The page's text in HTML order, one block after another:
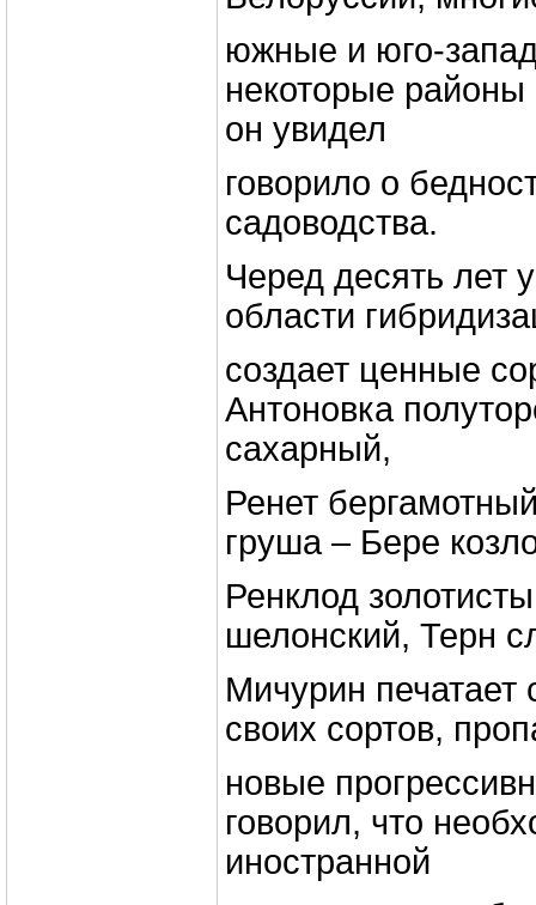
южные и юго-
некоторые
он увидел
говорило о
садоводства.
Черед десять лет
области
создает ценные
Антоновка
сахарный,
Ренет
груша – Бере
Ренклод
шелонский, Терн
Мичурин печатает
своих сортов,
новые
говорил, что
иностранной